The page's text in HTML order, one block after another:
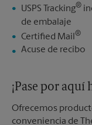
USPS Tracking®
de embalaje
Certified Mail ®
Acuse de recibo
¡Pase por aquí
Ofrecemos
conveniencia de